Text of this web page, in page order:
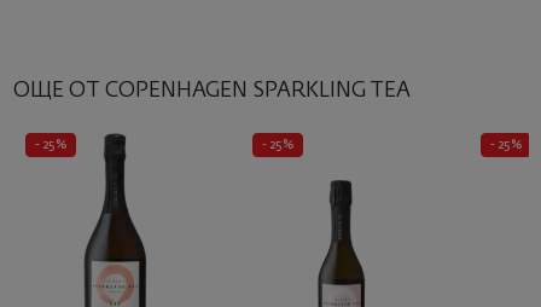
ОЩЕ ОТ COPENHAGEN SPARKLING TEA
- 25% - 25% - 25%